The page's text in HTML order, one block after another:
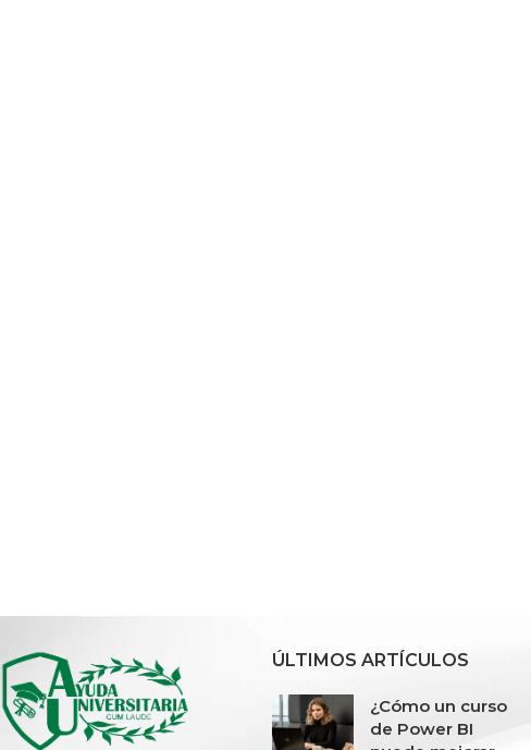
ÚLTIMOS ARTÍCULOS
¿Cómo un curso
de Power BI